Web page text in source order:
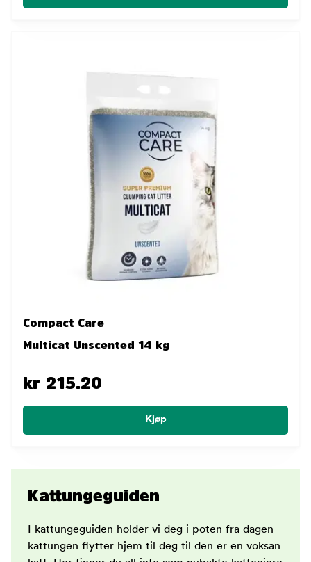
Compact Care
Multicat Unscented 14 kg
kr 215.20
Kjøp
Kattungeguiden
I kattungeguiden holder vi deg i poten fra dagen
kattungen flytter hjem til deg til den er en voksan